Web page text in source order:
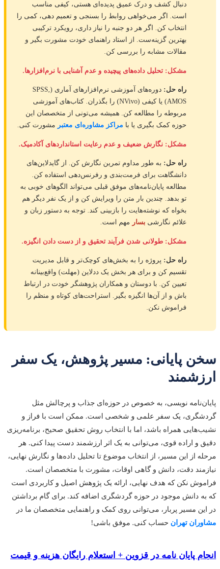
دنبال کشف و درک عمیق پدیده‌ای هستی، کیفی مناسب
است. اگر می‌خواهی روابط را بسنجی و تعمیم دهی، کمی را
انتخاب کن. اگر هر دو جنبه را نیاز داری، رویکرد ترکیبی
بهترین گزینه‌ست. از استاد راهنمای خودت مشورت بگیر و
مقالات مشابه را بررسی کن.
مشکل: تحلیل داده‌های پیچیده و عدم آشنایی با نرم‌افزارها.
راه حل:
دوره‌های آموزشی نرم‌افزارهای آماری (SPSS,
AMOS) یا کیفی (NVivo) را بگذران. کتاب‌های آموزشی
مربوطه را مطالعه کن. همیشه می‌تونی از متخصصان این
حوزه کمک بگیری یا با مراکز مشاوره‌ای معتبر مشورت کنی.
مشکل: نگارش ضعیف و عدم رعایت استانداردهای آکادمیک.
راه حل: به طور مداوم تمرین نگارش کن. از گایدلاین‌های
دانشگاهت برای فرمت‌بندی و رفرنس‌دهی استفاده کن.
مطالعه پایان‌نامه‌های موفق قبلی می‌تواند الگوهای خوبی به
تو بدهد. چندین بار متن را ویرایش کن و از یک نفر دیگر هم
بخواه که نوشته‌هایت را بازبینی کند. توجه به دستور زبان و
علائم نگارشی بسار مهم است.
مشکل: طولانی شدن فرآیند تحقیق و از دست دادن انگیزه.
راه حل: پروژه را به بخش‌های کوچک‌تر و قابل مدیریت
تقسیم کن و برای هر بخش یک ددلاین (مهلت) واقع‌بینانه
تعیین کن. با دوستان و همکاران پژوهشگر خودت در ارتباط
باش و از آن‌ها انگیزه بگیر. استراحت‌های کوتاه و منظم را
فراموش نکن.
سخن پایانی: مسیر پژوهش، یک سفر
ارزشمند
پایان‌نامه نویسی، به خصوص در حوزه‌ای جذاب و پرچالش مثل
گردشگری، یک سفر علمی و شخصی است. ممکن است با فراز و
نشیب‌هایی همراه باشد، اما با انتخاب روش تحقیق صحیح، برنامه‌ریزی
دقیق و اراده قوی، می‌توانی به یک اثر ارزشمند دست پیدا کنی. هر
مرحله از این مسیر، از انتخاب موضوع تا تحلیل داده‌ها و نگارش نهایی،
نیازمند دقت، دانش و گاهی اوقات، مشورت با متخصصان است.
فراموش نکن که هدف نهایی، ارائه یک پژوهش اصیل و کاربردی است
که به دانش موجود در حوزه گردشگری اضافه کند. برای گام برداشتن
در این مسیر پربار، می‌توانی روی کمک و راهنمایی متخصصان ما در
مشاوران تهران حساب کنی. موفق باشی!
انجام پایان نامه در قزوین + استعلام رایگان هزینه و قیمت